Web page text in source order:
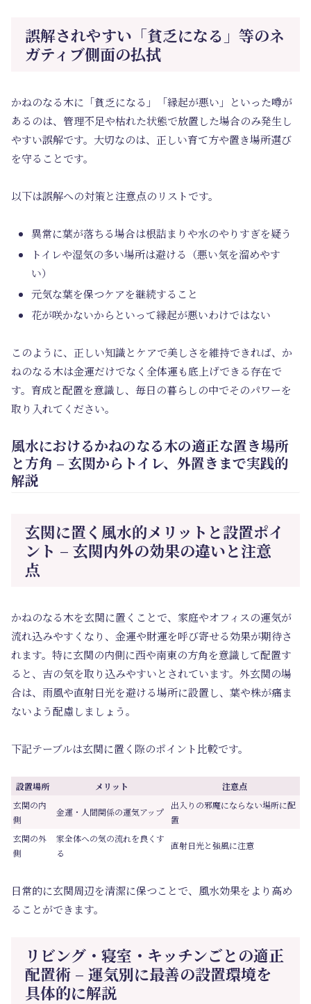
誤解されやすい「貧乏になる」等のネ
ガティブ側面の払拭
かねのなる木に「貧乏になる」「縁起が悪い」といった噂が
あるのは、管理不足や枯れた状態で放置した場合のみ発生し
やすい誤解です。大切なのは、正しい育て方や置き場所選び
を守ることです。
以下は誤解への対策と注意点のリストです。
異常に葉が落ちる場合は根詰まりや水のやりすぎを疑う
トイレや湿気の多い場所は避ける（悪い気を溜めやす
い）
元気な葉を保つケアを継続すること
花が咲かないからといって縁起が悪いわけではない
このように、正しい知識とケアで美しさを維持できれば、か
ねのなる木は金運だけでなく全体運も底上げできる存在で
す。育成と配置を意識し、毎日の暮らしの中でそのパワーを
取り入れてください。
風水におけるかねのなる木の適正な置き場所
と方角 – 玄関からトイレ、外置きまで実践的
解説
玄関に置く風水的メリットと設置ポイ
ント – 玄関内外の効果の違いと注意
点
かねのなる木を玄関に置くことで、家庭やオフィスの運気が
流れ込みやすくなり、金運や財運を呼び寄せる効果が期待さ
れます。特に玄関の内側に西や南東の方角を意識して配置す
ると、吉の気を取り込みやすいとされています。外玄関の場
合は、雨風や直射日光を避ける場所に設置し、葉や株が痛ま
ないよう配慮しましょう。
下記テーブルは玄関に置く際のポイント比較です。
設置場所 メリット
注意点
玄関の内
側
金運・人間関係の運気アップ
出入りの邪魔にならない場所に配
置
玄関の外
側
家全体への気の流れを良くす
る
直射日光と強風に注意
日常的に玄関周辺を清潔に保つことで、風水効果をより高め
ることができます。
リビング・寝室・キッチンごとの適正
配置術 – 運気別に最善の設置環境を
具体的に解説